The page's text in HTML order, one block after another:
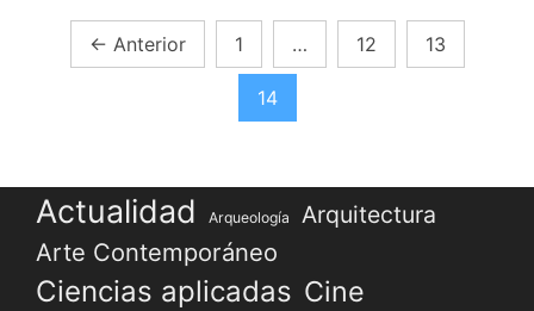
nació
Charles
Dickens
Paginación
← Anterior 1 … 12 13
14
Actualidad Arqueología Arquitectura
Arte Contemporáneo
Ciencias aplicadas Cine